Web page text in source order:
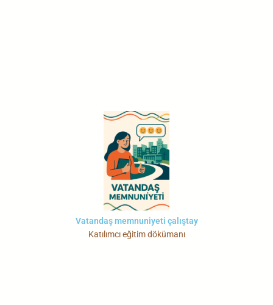
Vatandaş memnuniyeti çalıştay
Katılımcı eğitim dökümanı